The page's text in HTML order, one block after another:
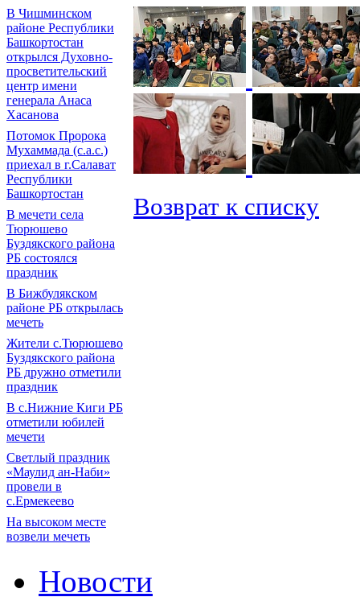
В Чишминском
районе Республики
Башкортостан
открылся Духовно-
просветительский
центр имени
генерала Анаса
Хасанова
Потомок Пророка
Мухаммада (с.а.с.)
приехал в г.Салават
Республики
Башкортостан
В мечети села
Тюрюшево
Буздякского района
РБ состоялся
праздник
В Бижбулякском
районе РБ открылась
мечеть
Жители с.Тюрюшево
Буздякского района
РБ дружно отметили
праздник
В с.Нижние Киги РБ
отметили юбилей
мечети
Светлый праздник
«Маулид ан-Наби»
провели в
с.Ермекеево
На высоком месте
возвели мечеть
Возврат к списку
Новости